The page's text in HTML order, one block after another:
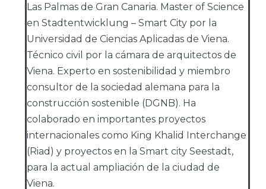
Las Palmas de Gran Canaria. Master of Science
en Stadtentwicklung – Smart City por la
Universidad de Ciencias Aplicadas de Viena.
Técnico civil por la cámara de arquitectos de
Viena. Experto en sostenibilidad y miembro
consultor de la sociedad alemana para la
construcción sostenible (DGNB). Ha
colaborado en importantes proyectos
internacionales como King Khalid Interchange
(Riad) y proyectos en la Smart city Seestadt,
para la actual ampliación de la ciudad de
Viena.